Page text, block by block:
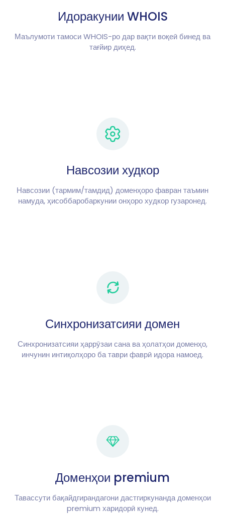
Идоракунии WHOIS
Маълумоти тамоси WHOIS-ро дар вақти воқеӣ бинед ва
тағйир диҳед.
Навсозии худкор
Навсозии (тармим/тамдид) доменҳоро фавран таъмин
намуда, ҳисоббаробаркунии онҳоро худкор гузаронед.
Синхронизатсияи домен
Синхронизатсияи ҳаррӯзаи сана ва ҳолатҳои доменҳо,
инчунин интиқолҳоро ба таври фаврӣ идора намоед.
Доменҳои premium
Тавассути бақайдгирандагони дастгиркунанда доменҳои
premium харидорӣ кунед.